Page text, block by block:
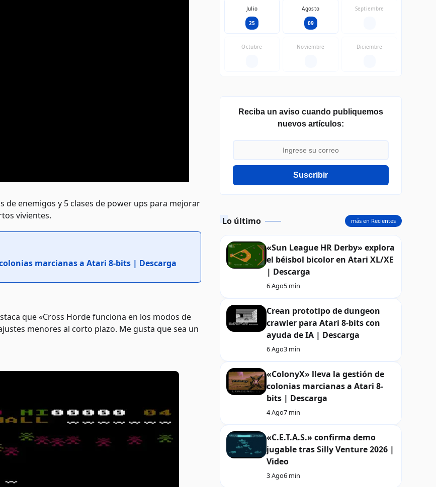
de enemigos y 5 clases de power ups para mejorar
vivientes.
marcianas a Atari 8-bits | Descarga
que «Cross Horde funciona en los modos de
menores al corto plazo. Me gusta que sea un
Julio
25
Agosto
09
Septiembre
Octubre Noviembre Diciembre
Reciba un aviso cuando publiquemos
nuevos artículos:
Suscribir
Lo último
«Sun League HR Derby» explora
el béisbol bicolor en Atari XL/XE
| Descarga
6 Ago5 min
Crean prototipo de dungeon
crawler para Atari 8-bits con
ayuda de IA | Descarga
6 Ago3 min
«ColonyX» lleva la gestión de
colonias marcianas a Atari 8-
bits | Descarga
4 Ago7 min
«C.E.T.A.S.» confirma demo
jugable tras Silly Venture 2026 |
Video
3 Ago6 min
más en Recientes